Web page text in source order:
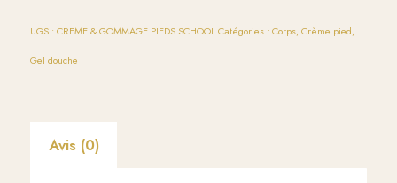
UGS : CREME & GOMMAGE PIEDS SCHOOL Catégories : Corps,Crème pied,
Gel douche
Avis (0)